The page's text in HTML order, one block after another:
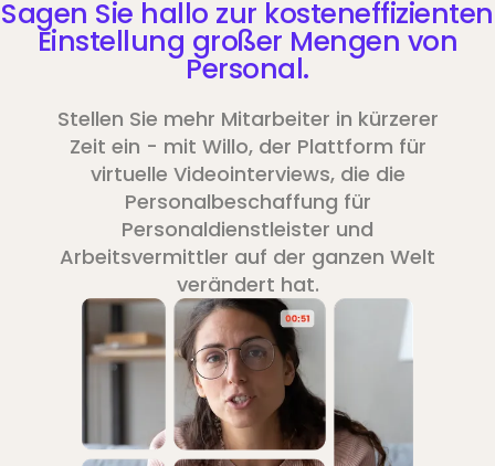
Sagen Sie hallo zur kosteneffizienten
Einstellung großer Mengen von
Personal.
Stellen Sie mehr Mitarbeiter in kürzerer
Zeit ein - mit Willo, der Plattform für
virtuelle Videointerviews, die die
Personalbeschaffung für
Personaldienstleister und
Arbeitsvermittler auf der ganzen Welt
verändert hat.